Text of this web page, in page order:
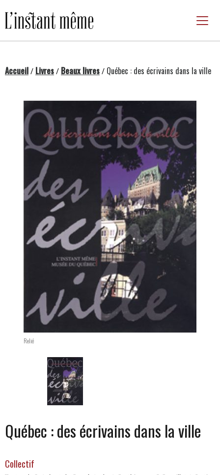
au
contenu
Accueil/ Livres/ Beaux livres/ Québec : des écrivains dans la ville
Changing this current slide of this carousel will
Relié
Changing the current slide of this carousel
Québec : des écrivains dans la ville
Collectif